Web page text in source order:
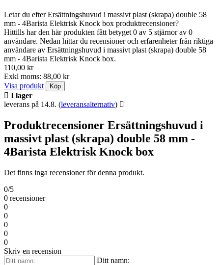
Letar du efter Ersättningshuvud i massivt plast (skrapa) double 58
mm - 4Barista Elektrisk Knock box produktrecensioner?
Hittills har den här produkten fått betyget 0 av 5 stjärnor av 0
användare. Nedan hittar du recensioner och erfarenheter från riktiga
användare av Ersättningshuvud i massivt plast (skrapa) double 58
mm - 4Barista Elektrisk Knock box.
110,00 kr
Exkl moms: 88,00 kr
Visa produkt
Köp
I lager
leverans på 14.8. (leveransalternativ)
Produktrecensioner Ersättningshuvud i
massivt plast (skrapa) double 58 mm -
4Barista Elektrisk Knock box
Det finns inga recensioner för denna produkt.
0/5
0 recensioner
0
0
0
0
0
Skriv en recension
Ditt namn: